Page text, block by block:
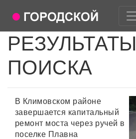
РЕЗУЛЬТАТЫ
ПОИСКА
В Климовском районе
завершается капитальный
ремонт моста через ручей в
поселке Плавна